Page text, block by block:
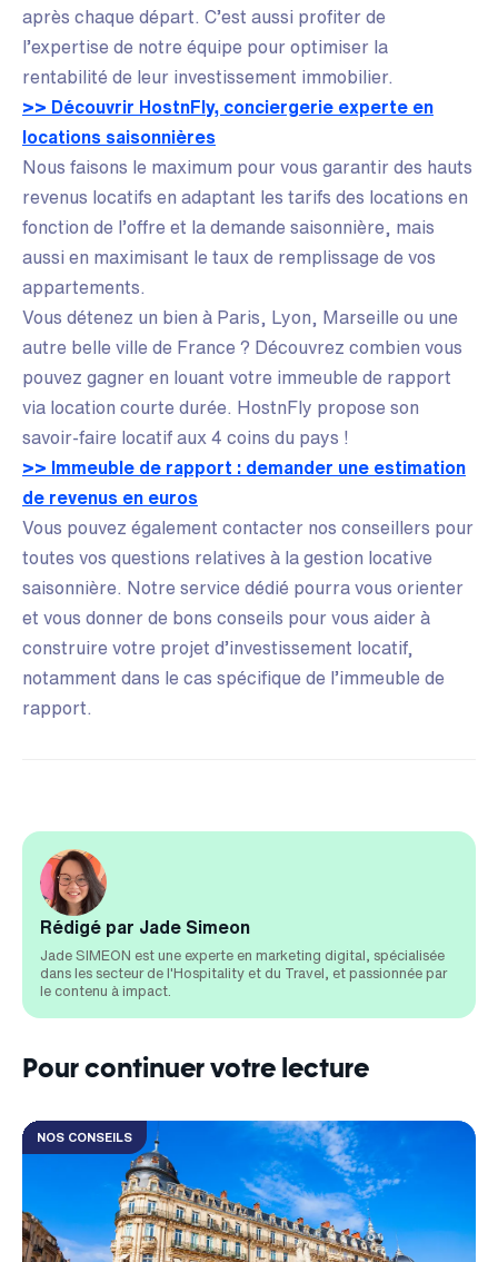
après chaque départ. C’est aussi profiter de
l’expertise de notre équipe pour optimiser la
rentabilité de leur investissement immobilier.
>> Découvrir HostnFly, conciergerie experte en
locations saisonnières
Nous faisons le maximum pour vous garantir des hauts
revenus locatifs en adaptant les tarifs des locations en
fonction de l’offre et la demande saisonnière, mais
aussi en maximisant le taux de remplissage de vos
appartements.
Vous détenez un bien à Paris, Lyon, Marseille ou une
autre belle ville de France ? Découvrez combien vous
pouvez gagner en louant votre immeuble de rapport
via location courte durée. HostnFly propose son
savoir-faire locatif aux 4 coins du pays !
>> Immeuble de rapport : demander une estimation
de revenus en euros
Vous pouvez également contacter nos conseillers pour
toutes vos questions relatives à la gestion locative
saisonnière. Notre service dédié pourra vous orienter
et vous donner de bons conseils pour vous aider à
construire votre projet d’investissement locatif,
notamment dans le cas spécifique de l’immeuble de
rapport.
Rédigé par Jade Simeon
Jade SIMEON est une experte en marketing digital, spécialisée
dans les secteur de l'Hospitality et du Travel, et passionnée par
le contenu à impact.
Pour continuer votre lecture
NOS CONSEILS